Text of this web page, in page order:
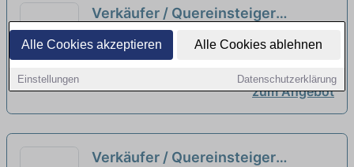
Alle Cookies akzeptieren Alle Cookies ablehnen
Einstellungen Datenschutzerklärung
Verkäufer / Quereinsteiger
Bedientheke / Metzgerei (m/w/d)
neu
Stolzenberger Lebensmittelmärkte e.K. |
Babenhausen
zum Angebot
Verkäufer / Quereinsteiger